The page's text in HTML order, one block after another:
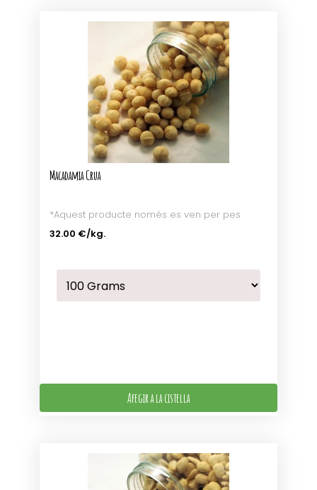
Macadamia Crua
*Aquest producte només es ven per pes
32.00 €/kg.
Afegir a la cistella